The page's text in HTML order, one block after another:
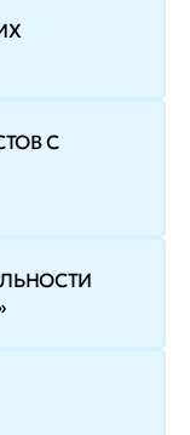
С